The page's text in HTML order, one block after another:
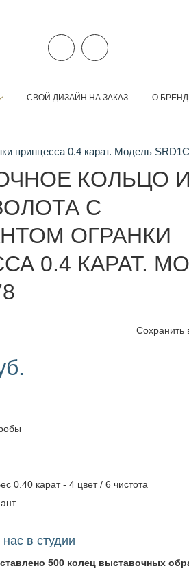
СВОЙ ДИЗАЙН НА ЗАКАЗ О
принцесса 0.4 карат. Модель
КОЛЬЦО
С
ОГРАНКИ
0.4 КАРАТ.
Сохранить
0.40 карат - 4 цвет / 6 чистота
в студии
500 колец выставочных